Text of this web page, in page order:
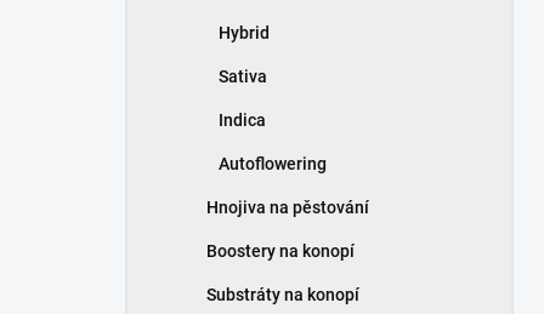
Hybrid
Sativa
Indica
Autoflowering
Hnojiva na pěstování
Boostery na konopí
Substráty na konopí